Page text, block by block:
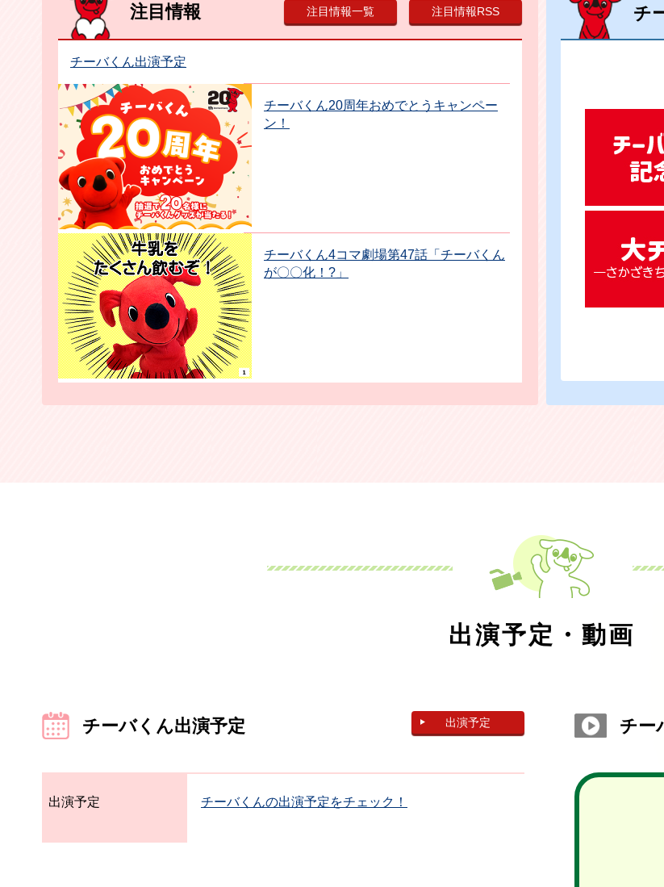
注目情報 注目情報一覧 注目情報RSS
チーバくん出演予定
チーバくん20周年おめでとうキャンペー
ン！
チーバくん4コマ劇場第47話「チーバくん
が〇〇化！?」
チ
出演予定・動画
チーバくん出演予定 出演予定
出演予定 チーバくんの出演予定をチェック！
チー